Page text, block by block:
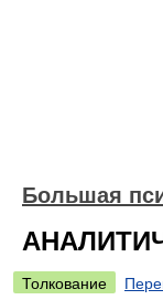
Большая
Толкование